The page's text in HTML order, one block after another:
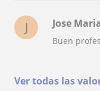
J Jose
Buen
Ver todas las